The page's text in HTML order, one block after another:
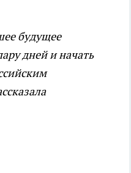
будущее
дней и начать